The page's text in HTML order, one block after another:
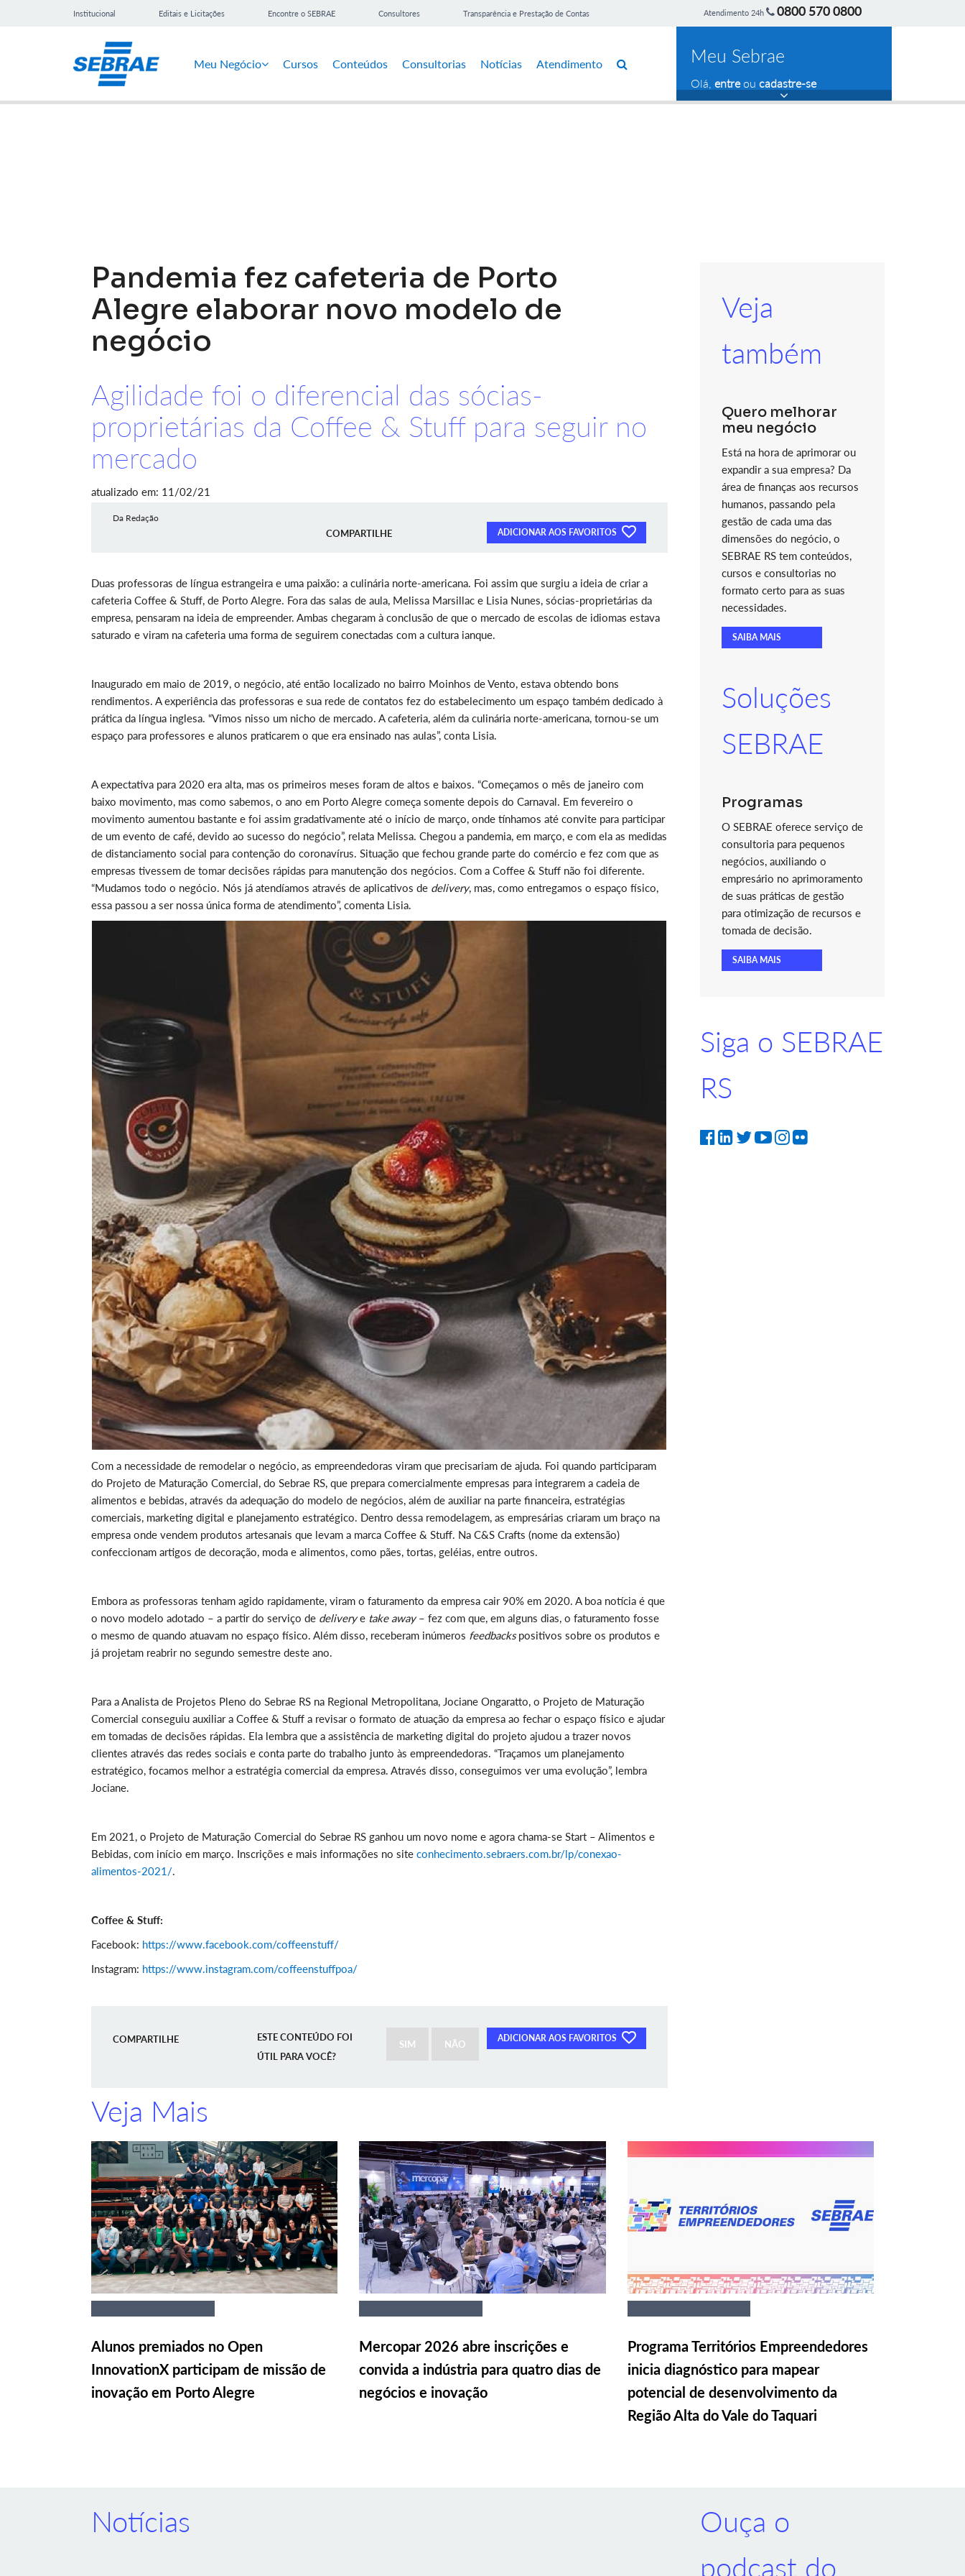
Institucional Editais e Licitações Encontre o SEBRAE Consultores Transparência e Prestação de Contas Atendimento 24h 0800 570 0800
Meu Negócio Cursos Conteúdos Consultorias Notícias Atendimento Meu Sebrae
Olá, entreou cadastre-se
Pandemia fez cafeteria de Porto
Alegre elaborar novo modelo de
negócio
Agilidade foi o diferencial das sócias-
proprietárias da Coffee & Stuff para seguir no
mercado
atualizado em: 11/02/21
Da Redação
COMPARTILHE ADICIONAR AOS FAVORITOS
Duas professoras de língua estrangeira e uma paixão: a culinária norte-americana. Foi assim que surgiu a ideia de criar a
cafeteria Coffee & Stuff, de Porto Alegre. Fora das salas de aula, Melissa Marsillac e Lisia Nunes, sócias-proprietárias da
empresa, pensaram na ideia de empreender. Ambas chegaram à conclusão de que o mercado de escolas de idiomas estava
saturado e viram na cafeteria uma forma de seguirem conectadas com a cultura ianque.
Inaugurado em maio de 2019, o negócio, até então localizado no bairro Moinhos de Vento, estava obtendo bons
rendimentos. A experiência das professoras e sua rede de contatos fez do estabelecimento um espaço também dedicado à
prática da língua inglesa. “Vimos nisso um nicho de mercado. A cafeteria, além da culinária norte-americana, tornou-se um
espaço para professores e alunos praticarem o que era ensinado nas aulas”, conta Lisia.
A expectativa para 2020 era alta, mas os primeiros meses foram de altos e baixos. “Começamos o mês de janeiro com
baixo movimento, mas como sabemos, o ano em Porto Alegre começa somente depois do Carnaval. Em fevereiro o
movimento aumentou bastante e foi assim gradativamente até o início de março, onde tínhamos até convite para participar
de um evento de café, devido ao sucesso do negócio”, relata Melissa. Chegou a pandemia, em março, e com ela as medidas
de distanciamento social para contenção do coronavírus. Situação que fechou grande parte do comércio e fez com que as
empresas tivessem de tomar decisões rápidas para manutenção dos negócios. Com a Coffee & Stuff não foi diferente.
“Mudamos todo o negócio. Nós já atendíamos através de aplicativos de delivery, mas, como entregamos o espaço físico,
essa passou a ser nossa única forma de atendimento”, comenta Lisia.
Com a necessidade de remodelar o negócio, as empreendedoras viram que precisariam de ajuda. Foi quando participaram
do Projeto de Maturação Comercial, do Sebrae RS, que prepara comercialmente empresas para integrarem a cadeia de
alimentos e bebidas, através da adequação do modelo de negócios, além de auxiliar na parte financeira, estratégias
comerciais, marketing digital e planejamento estratégico. Dentro dessa remodelagem, as empresárias criaram um braço na
empresa onde vendem produtos artesanais que levam a marca Coffee & Stuff. Na C&S Crafts (nome da extensão)
confeccionam artigos de decoração, moda e alimentos, como pães, tortas, geléias, entre outros.
Embora as professoras tenham agido rapidamente, viram o faturamento da empresa cair 90% em 2020. A boa notícia é que
o novo modelo adotado – a partir do serviço de deliverye take away– fez com que, em alguns dias, o faturamento fosse
o mesmo de quando atuavam no espaço físico. Além disso, receberam inúmeros feedbackspositivos sobre os produtos e
já projetam reabrir no segundo semestre deste ano.
Para a Analista de Projetos Pleno do Sebrae RS na Regional Metropolitana, Jociane Ongaratto, o Projeto de Maturação
Comercial conseguiu auxiliar a Coffee & Stuff a revisar o formato de atuação da empresa ao fechar o espaço físico e ajudar
em tomadas de decisões rápidas. Ela lembra que a assistência de marketing digital do projeto ajudou a trazer novos
clientes através das redes sociais e conta parte do trabalho junto às empreendedoras. “Traçamos um planejamento
estratégico, focamos melhor a estratégia comercial da empresa. Através disso, conseguimos ver uma evolução”, lembra
Jociane.
Em 2021, o Projeto de Maturação Comercial do Sebrae RS ganhou um novo nome e agora chama-se Start – Alimentos e
Bebidas, com início em março. Inscrições e mais informações no site conhecimento.sebraers.com.br/lp/conexao-
alimentos-2021/.
Coffee & Stuff:
Facebook: https://www.facebook.com/coffeenstuff/
Instagram: https://www.instagram.com/coffeenstuffpoa/
COMPARTILHE ADICIONAR AOS FAVORITOS
ESTE CONTEÚDO FOI
ÚTIL PARA VOCÊ?
SIM NÃO
Veja
também
Quero melhorar
meu negócio
Está na hora de aprimorar ou
expandir a sua empresa? Da
área de finanças aos recursos
humanos, passando pela
gestão de cada uma das
dimensões do negócio, o
SEBRAE RS tem conteúdos,
cursos e consultorias no
formato certo para as suas
necessidades.
SAIBA MAIS
Soluções
SEBRAE
Programas
O SEBRAE oferece serviço de
consultoria para pequenos
negócios, auxiliando o
empresário no aprimoramento
de suas práticas de gestão
para otimização de recursos e
tomada de decisão.
SAIBA MAIS
Siga o SEBRAE
RS
Veja Mais
Alunos premiados no Open
InnovationX participam de missão de
inovação em Porto Alegre
Mercopar 2026 abre inscrições e
convida a indústria para quatro dias de
negócios e inovação
Programa Territórios Empreendedores
inicia diagnóstico para mapear
potencial de desenvolvimento da
Região Alta do Vale do Taquari
Notícias
Ouça o
podcast do